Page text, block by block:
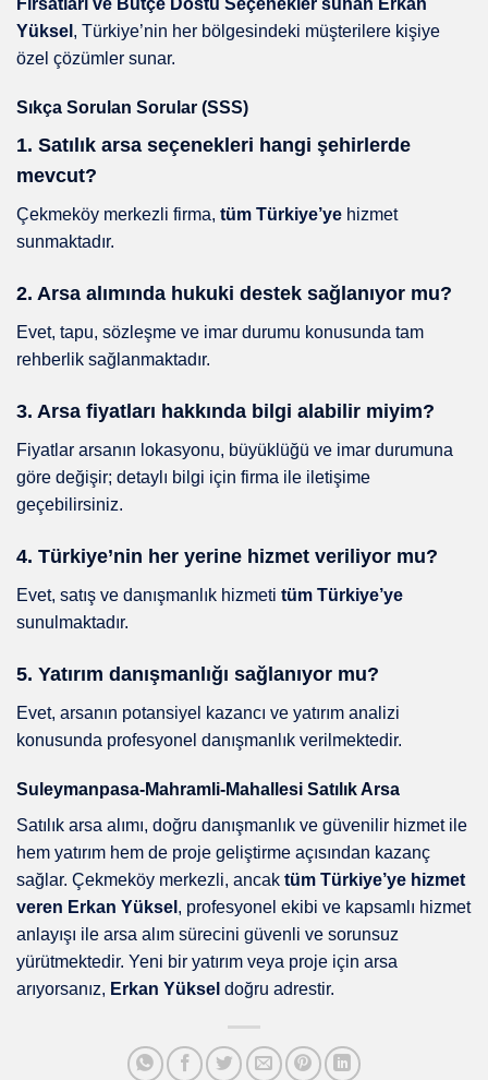
Yüksel , Türkiye’nin her bölgesindeki müşterilere kişiye
özel çözümler sunar.
Sıkça Sorulan Sorular (SSS)
1. Satılık arsa seçenekleri hangi şehirlerde
mevcut?
Çekmeköy merkezli firma, tüm Türkiye’ye hizmet
sunmaktadır.
2. Arsa alımında hukuki destek sağlanıyor mu?
Evet, tapu, sözleşme ve imar durumu konusunda tam
rehberlik sağlanmaktadır.
3. Arsa fiyatları hakkında bilgi alabilir miyim?
Fiyatlar arsanın lokasyonu, büyüklüğü ve imar durumuna
göre değişir; detaylı bilgi için firma ile iletişime
geçebilirsiniz.
4. Türkiye’nin her yerine hizmet veriliyor mu?
Evet, satış ve danışmanlık hizmeti tüm Türkiye’ye
sunulmaktadır.
5. Yatırım danışmanlığı sağlanıyor mu?
Evet, arsanın potansiyel kazancı ve yatırım analizi
konusunda profesyonel danışmanlık verilmektedir.
Suleymanpasa-Mahramli-Mahallesi Satılık Arsa
Satılık arsa alımı, doğru danışmanlık ve güvenilir hizmet ile
hem yatırım hem de proje geliştirme açısından kazanç
sağlar. Çekmeköy merkezli, ancak tüm Türkiye’ye hizmet
veren Erkan Yüksel , profesyonel ekibi ve kapsamlı hizmet
anlayışı ile arsa alım sürecini güvenli ve sorunsuz
yürütmektedir. Yeni bir yatırım veya proje için arsa
arıyorsanız, Erkan Yüksel doğru adrestir.